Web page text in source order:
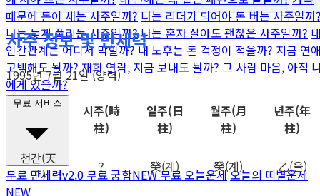
때문에 돈이 새는 사주일까?나는 리더가 되어야 돈 버는 사주일까
나는 늦게 풀리는 사주일까?나는 혼자 살아도 괜찮은 사주일까?
인간관계는 어디서 막힐까?내 노후는 돈 걱정이 적을까? 지금 연
고백해도 될까? 재회 연락, 지금 보내도 될까? 그 사람 마음, 아직
에게 있을까?
무료 서비스
무료 만세력v2.0 무료 궁합NEW무료 오늘운세오늘의 띠별운세
NEW
사주 정보 및 만세력
1995년 7월 21일 (양력)
시주(時
柱)
일주(日
柱)
월주(月
柱)
년주(年
柱)
천간(天
干)
? 癸(계) 癸(계) 乙(을)